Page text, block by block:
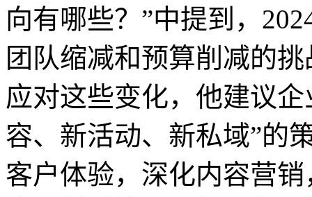
向有哪些？”中提到，
团队缩减和预算削减的
应对这些变化，他建议
容、新活动、新私域”的
客户体验，深化内容营